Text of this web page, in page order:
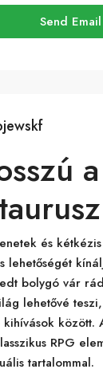
Send Email
a
és
lehetőségét
bolygó vár
lehetővé
között.
RPG
tartalommal.